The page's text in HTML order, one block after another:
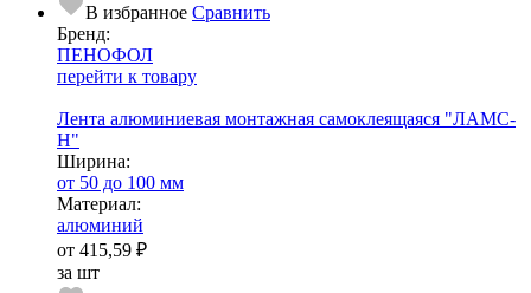
В избранное Сравнить
Бренд:
ПЕНОФОЛ
перейти к товару
Лента алюминиевая монтажная самоклеящаяся "ЛАМС-
Н"
Ширина:
от 50 до 100 мм
Ма­­те­­ри­­ал:
алюминий
от 415,59 ₽
за шт